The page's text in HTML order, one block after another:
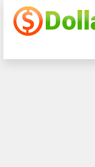
Телефоны